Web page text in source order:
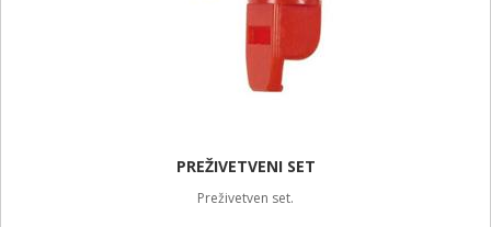
PREŽIVETVENI SET
Preživetven set.